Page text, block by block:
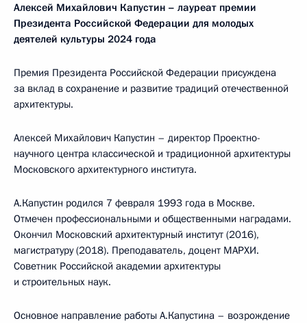
Алексей Михайлович Капустин – лауреат премии
Президента Российской Федерации для молодых
деятелей культуры 2024 года
Премия Президента Российской Федерации присуждена
за вклад в сохранение и развитие традиций отечественной
архитектуры.
Алексей Михайлович Капустин – директор Проектно-
научного центра классической и традиционной архитектуры
Московского архитектурного института.
А.Капустин родился 7 февраля 1993 года в Москве.
Отмечен профессиональными и общественными наградами.
Окончил Московский архитектурный институт (2016),
магистратуру (2018). Преподаватель, доцент МАРХИ.
Советник Российской академии архитектуры
и строительных наук.
Основное направление работы А.Капустина – возрождение